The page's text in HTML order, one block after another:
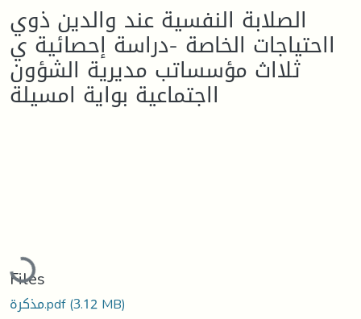
الصلابة النفسية عند والدين ذوي
ااحتياجات الخاصة -دراسة إحصائية ي
ثلااث مؤسساتب مديرية الشؤون
ااجتماعية بواية امسيلة
Files
مذكرة.pdf(3.12 MB)